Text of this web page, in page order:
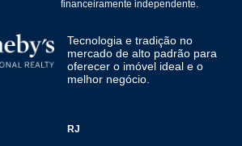
financeiramente independente.
Tecnologia e tradição no
mercado de alto padrão para
oferecer o imóvel ideal e o
melhor negócio.
RJ